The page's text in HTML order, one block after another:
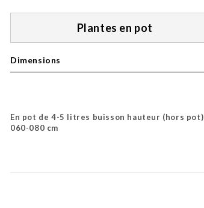
Plantes en pot
Dimensions
En pot de 4-5 litres buisson hauteur (hors pot)
060-080 cm